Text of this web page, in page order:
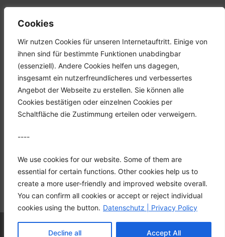
Cookies
Wir nutzen Cookies für unseren Internetauftritt. Einige von
ihnen sind für bestimmte Funktionen unabdingbar
(essenziell). Andere Cookies helfen uns dagegen,
insgesamt ein nutzerfreundlicheres und verbessertes
Angebot der Webseite zu erstellen. Sie können alle
Cookies bestätigen oder einzelnen Cookies per
Schaltfläche die Zustimmung erteilen oder verweigern.
----
We use cookies for our website. Some of them are
essential for certain functions. Other cookies help us to
create a more user-friendly and improved website overall.
You can confirm all cookies or accept or reject individual
cookies using the button. Datenschutz | Privacy Policy
Decline all Accept All
Tel.: +49 (0) 2351 947570
Mail: info@hgh-luedenscheid.de
Startseite
Unternehmen
Karriere
Downloads
Datenschutz
© 2026 HGH Vertriebs GmbH
• Built with